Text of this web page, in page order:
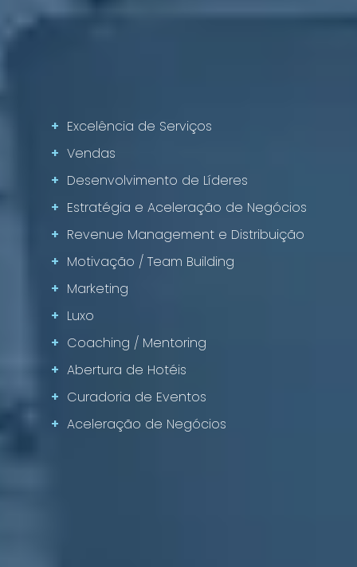
+ Excelência de Serviços
+ Vendas
+ Desenvolvimento de Líderes
+ Estratégia e Aceleração de Negócios
+ Revenue Management e Distribuição
+ Motivação / Team Building
+ Marketing
+ Luxo
+ Coaching / Mentoring
+ Abertura de Hotéis
+ Curadoria de Eventos
+ Aceleração de Negócios